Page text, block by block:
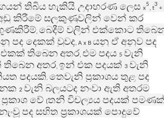
තිබිය හැකියි උදාහරණ ලෙස x
5
, t
3
+
කිරීමේ සලකුණුවලින් වෙන් කර
බෙදීම් වලින් එක්කොට
පද දෙකක් වුවද A x B යනු ඒ අනුව පද
එකක් තිබෙන අතර එම පදය 5 වැනි
තිබෙන අතර ඉන් එක පදයක් 3 වැනි
පදයකි තෙවැනි ප්‍රකාශය තුළ පද
2 වැනි බලයටද නංවා ඇති අතරම
වේ (තනි විචල්‍යය පදයක්
පද සහිත ප්‍රකාශයක් පොදුවේ